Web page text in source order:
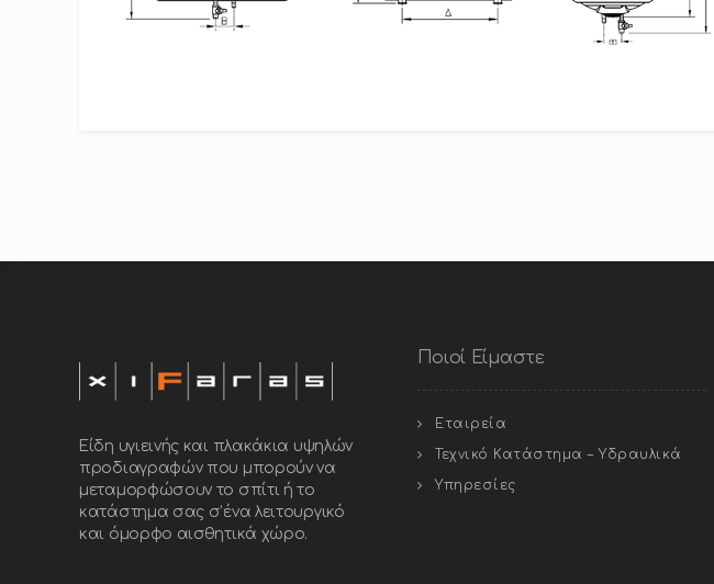
Είδη υγιεινής και πλακάκια υψηλών
προδιαγραφών που μπορούν να
μεταμορφώσουν το σπίτι ή το
κατάστημα σας σ’ένα λειτουργικό
και όμορφο αισθητικά χώρο.
Ποιοί Είμαστε
Εταιρεία
Τεχνικό Κατάστημα – Υδραυλικά
Υπηρεσίες